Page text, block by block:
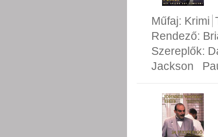
Műfaj: Krimi
Rendező:
Szereplők:
Jackson